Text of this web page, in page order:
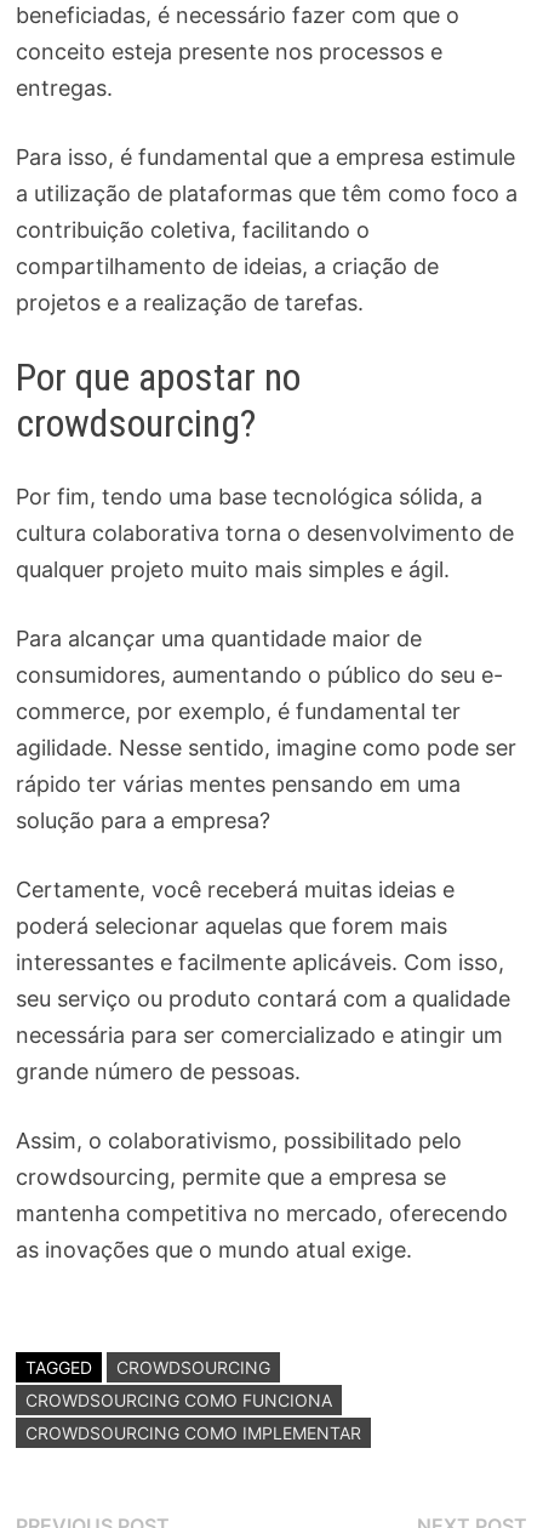
beneficiadas, é necessário fazer com que o
conceito esteja presente nos processos e
entregas.
Para isso, é fundamental que a empresa estimule
a utilização de plataformas que têm como foco a
contribuição coletiva, facilitando o
compartilhamento de ideias, a criação de
projetos e a realização de tarefas.
Por que apostar no
crowdsourcing?
Por fim, tendo uma base tecnológica sólida, a
cultura colaborativa torna o desenvolvimento de
qualquer projeto muito mais simples e ágil.
Para alcançar uma quantidade maior de
consumidores, aumentando o público do seu e-
commerce, por exemplo, é fundamental ter
agilidade. Nesse sentido, imagine como pode ser
rápido ter várias mentes pensando em uma
solução para a empresa?
Certamente, você receberá muitas ideias e
poderá selecionar aquelas que forem mais
interessantes e facilmente aplicáveis. Com isso,
seu serviço ou produto contará com a qualidade
necessária para ser comercializado e atingir um
grande número de pessoas.
Assim, o colaborativismo, possibilitado pelo
crowdsourcing, permite que a empresa se
mantenha competitiva no mercado, oferecendo
as inovações que o mundo atual exige.
TAGGED
CROWDSOURCING
CROWDSOURCING COMO FUNCIONA
CROWDSOURCING COMO IMPLEMENTAR